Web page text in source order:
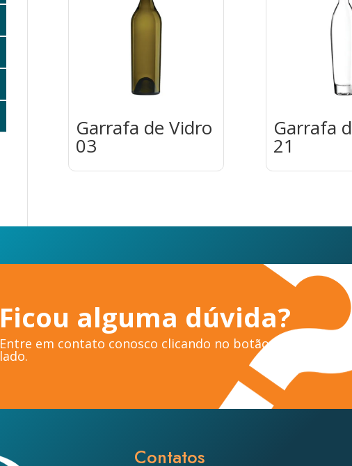
Garrafa de Vidro
03
Garrafa
21
Ficou alguma dúvida?
Entre em contato conosco clicando no botão ao
lado.
Contatos